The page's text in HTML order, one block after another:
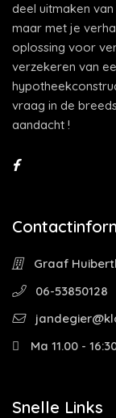
deel uitmaken
maar met je
oplossing voor
verzekeren van
vraag in de
aandacht !
Graaf
06-53850128
Ma 11.00 -
Snelle Links